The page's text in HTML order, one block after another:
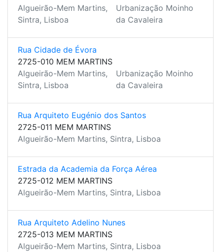
Algueirão-Mem Martins,
Sintra, Lisboa
Urbanização Moinho
da Cavaleira
Rua Cidade de Évora
2725-010 MEM MARTINS
Algueirão-Mem Martins,
Sintra, Lisboa
Urbanização Moinho
da Cavaleira
Rua Arquiteto Eugénio dos Santos
2725-011 MEM MARTINS
Algueirão-Mem Martins, Sintra, Lisboa
Estrada da Academia da Força Aérea
2725-012 MEM MARTINS
Algueirão-Mem Martins, Sintra, Lisboa
Rua Arquiteto Adelino Nunes
2725-013 MEM MARTINS
Algueirão-Mem Martins, Sintra, Lisboa